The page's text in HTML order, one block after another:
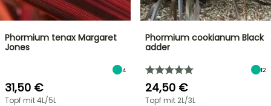
Phormium tenax Margaret
Jones
4
31,50 €
Topf mit 4L/5L
Phormium cookianum Black
adder
12
24,50 €
Topf mit 2L/3L